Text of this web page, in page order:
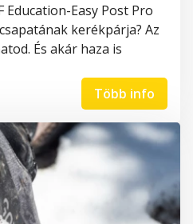
Education-Easy Post Pro
kerékpárja? Az
És akár haza is
Több info